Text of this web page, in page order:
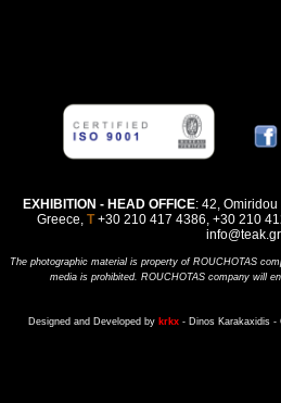
EXHIBITION - HEAD OFFICE: 42, Omiridou
Greece, Τ+30 210 417 4386, +30 210
info@teak.gr
The photographic material is property of ROUCHOTAS
media is prohibited. ROUCHOTAS company will
Designed and Developed by krkx - Dinos Karakaxidis -